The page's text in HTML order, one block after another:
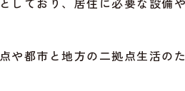
や都市と地方の二拠点生活の